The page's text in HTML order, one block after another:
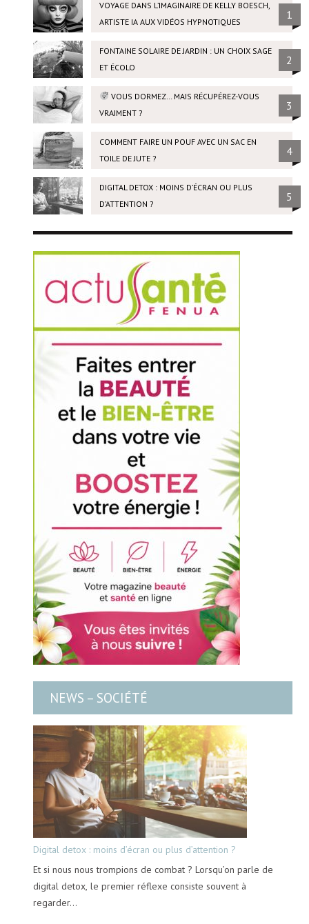
VOYAGE DANS L’IMAGINAIRE DE KELLY BOESCH,
ARTISTE IA AUX VIDÉOS HYPNOTIQUES
1
FONTAINE SOLAIRE DE JARDIN : UN CHOIX SAGE
ET ÉCOLO
2
VOUS DORMEZ… MAIS RÉCUPÉREZ-VOUS
VRAIMENT ?
3
COMMENT FAIRE UN POUF AVEC UN SAC EN
TOILE DE JUTE ?
4
DIGITAL DETOX : MOINS D’ÉCRAN OU PLUS
D’ATTENTION ?
5
NEWS – SOCIÉTÉ
Digital detox : moins d’écran ou plus d’attention ?
Et si nous nous trompions de combat ? Lorsqu’on parle de
digital detox, le premier réflexe consiste souvent à
regarder…